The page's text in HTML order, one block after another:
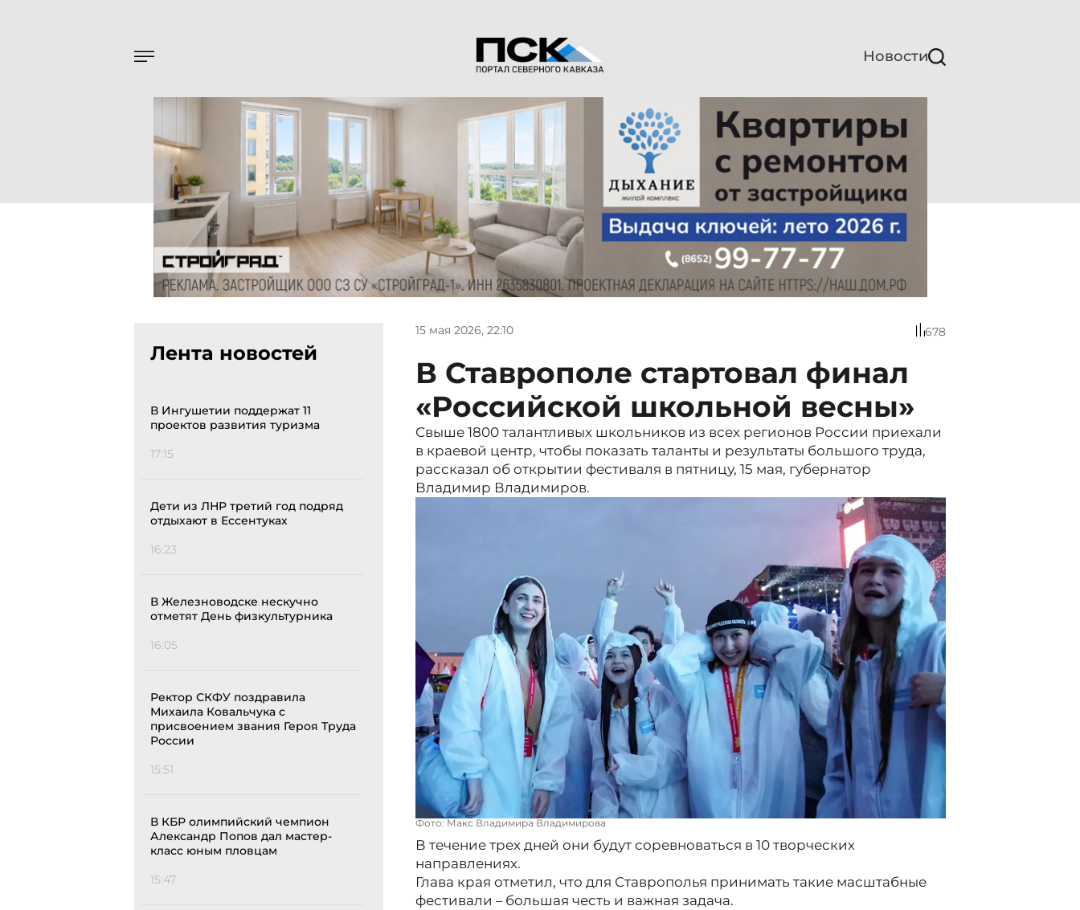
Новости
Лента новостей
В Ингушетии поддержат 11
проектов развития туризма
17:15
Дети из ЛНР третий год подряд
отдыхают в Ессентуках
16:23
В Железноводске нескучно
отметят День физкультурника
16:05
Ректор СКФУ поздравила
Михаила Ковальчука с
присвоением звания Героя Труда
России
15:51
В КБР олимпийский чемпион
Александр Попов дал мастер-
класс юным пловцам
15:47
15 мая 2026, 22:10 678
В Ставрополе стартовал финал
«Российской школьной весны»
Свыше 1800 талантливых школьников из всех регионов России приехали
в краевой центр, чтобы показать таланты и результаты большого труда,
рассказал об открытии фестиваля в пятницу, 15 мая, губернатор
Владимир Владимиров.
Фото: Макс Владимира Владимирова
В течение трех дней они будут соревноваться в 10 творческих
направлениях.
Глава края отметил, что для Ставрополья принимать такие масштабные
фестивали – большая честь и важная задача.